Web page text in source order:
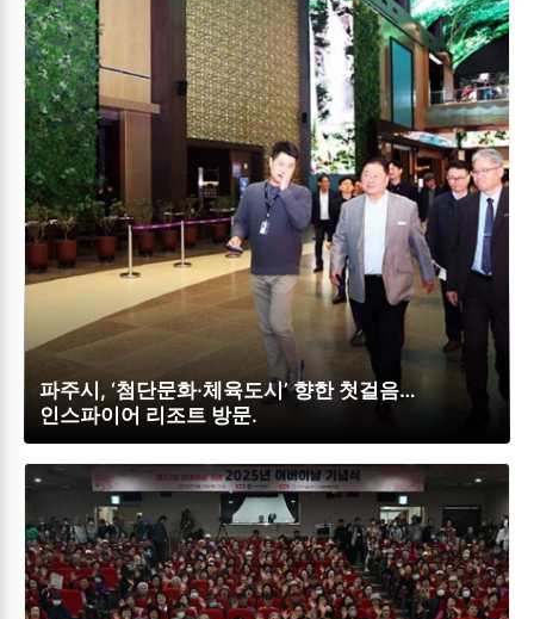
파주시, ‘첨단문화·체육도시’ 향한 첫걸음…
인스파이어 리조트 방문.